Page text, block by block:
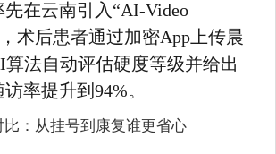
先在云南引入“AI-Video
术后患者通过加密App上传晨
法自动评估硬度等级并给出
率提升到94%。
：从挂号到康复谁更省心